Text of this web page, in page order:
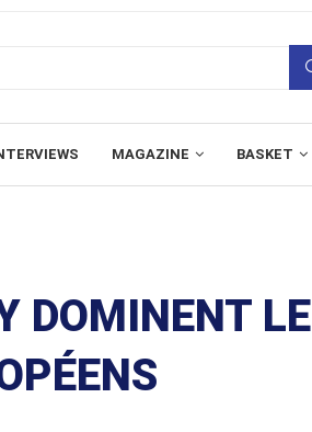
MAGAZINE BASKET
DOMINENT LE